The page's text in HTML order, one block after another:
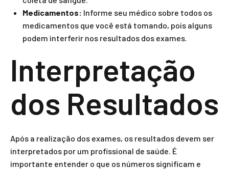
Medicamentos: Informe seu médico sobre todos os
medicamentos que você está tomando, pois alguns
podem interferir nos resultados dos exames.
Interpretação
dos Resultados
Após a realização dos exames, os resultados devem ser
interpretados por um profissional de saúde. É
importante entender o que os números significam e